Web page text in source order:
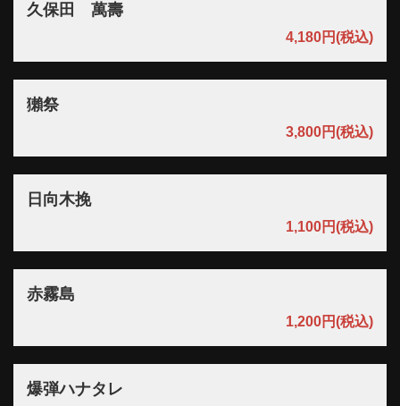
久保田 萬壽
4,180円(税込)
獺祭
3,800円(税込)
日向木挽
1,100円(税込)
赤霧島
1,200円(税込)
爆弾ハナタレ